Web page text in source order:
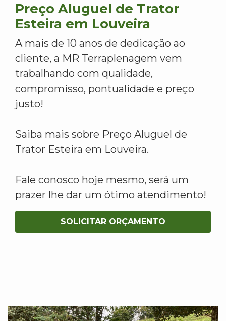
Preço Aluguel de Trator
Esteira em Louveira
A mais de 10 anos de dedicação ao
cliente, a MR Terraplenagem vem
trabalhando com qualidade,
compromisso, pontualidade e preço
justo!
Saiba mais sobre Preço Aluguel de
Trator Esteira em Louveira.
Fale conosco hoje mesmo, será um
prazer lhe dar um ótimo atendimento!
SOLICITAR ORÇAMENTO